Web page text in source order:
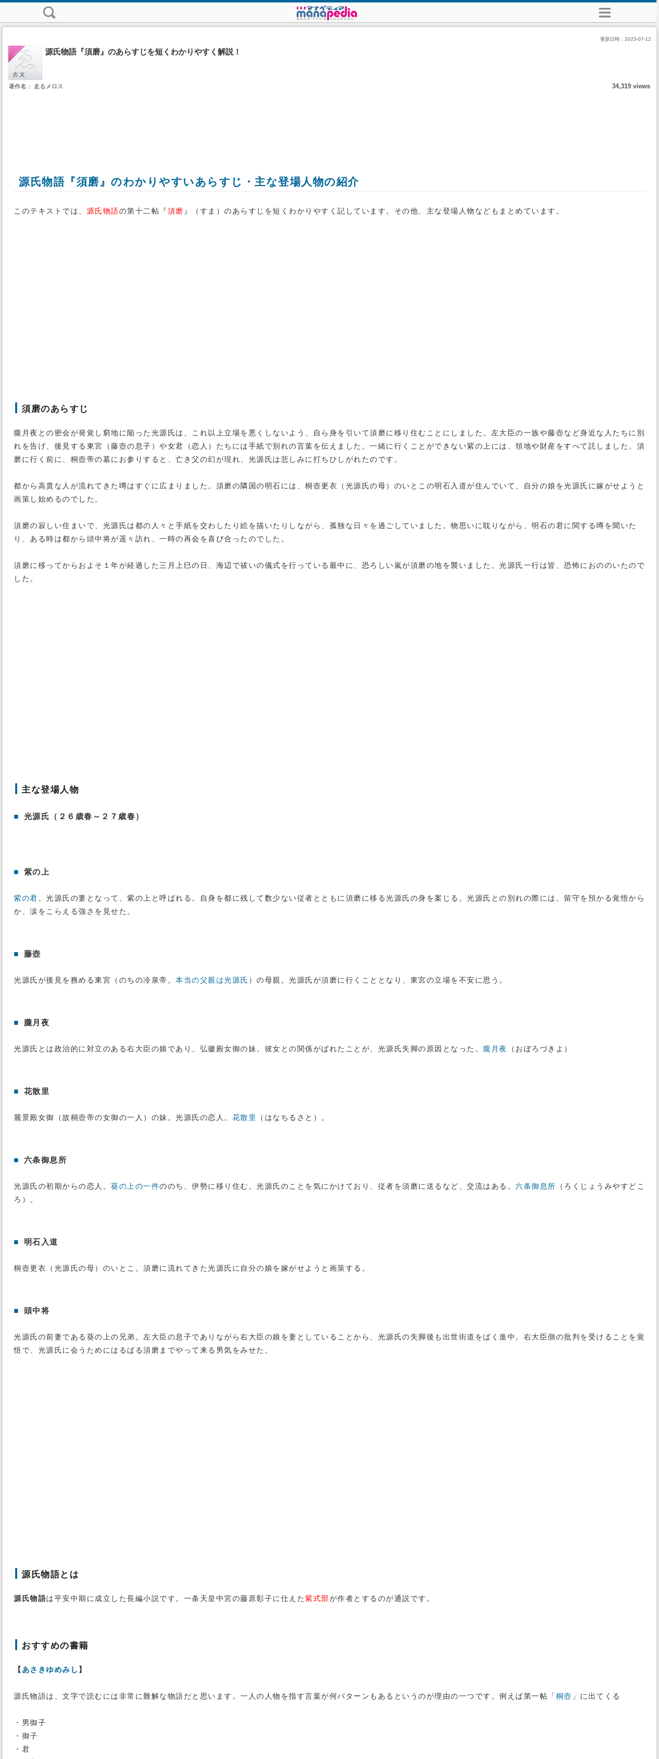
更新日時： 2023-07-12
源氏物語『須磨』のあらすじを短くわかりやすく解説！
著作名： 走るメロス 34,319 views
源氏物語『須磨』のわかりやすいあらすじ・主な登場人物の紹介
このテキストでは、 源氏物語の第十二帖『須磨 』（すま）のあらすじを短くわかりやすく記しています。その他、主な登場人物などもまとめています。
須磨のあらすじ
朧月夜との密会が発覚し窮地に陥った光源氏は、これ以上立場を悪くしないよう、自ら身を引いて須磨に移り住むことにしました。左大臣の一族や藤壺など身近な人たちに別
れを告げ、後見する東宮（藤壺の息子）や女君（恋人）たちには手紙で別れの言葉を伝えました。一緒に行くことができない紫の上には、領地や財産をすべて託しました。須
磨に行く前に、桐壺帝の墓にお参りすると、亡き父の幻が現れ、光源氏は悲しみに打ちひしがれたのです。
都から高貴な人が流れてきた噂はすぐに広まりました。須磨の隣国の明石には、桐壺更衣（光源氏の母）のいとこの明石入道が住んでいて、自分の娘を光源氏に嫁がせようと
画策し始めるのでした。
須磨の寂しい住まいで、光源氏は都の人々と手紙を交わしたり絵を描いたりしながら、孤独な日々を過ごしていました。物思いに耽りながら、明石の君に関する噂を聞いた
り、ある時は都から頭中将が遥々訪れ、一時の再会を喜び合ったのでした。
須磨に移ってからおよそ１年が経過した三月上巳の日、海辺で祓いの儀式を行っている最中に、恐ろしい嵐が須磨の地を襲いました。光源氏一行は皆、恐怖におののいたので
した。
主な登場人物
■ 光源氏（２６歳春～２７歳春）
■ 紫の上
紫の君 。光源氏の妻となって、紫の上と呼ばれる。自身を都に残して数少ない従者とともに須磨に移る光源氏の身を案じる。光源氏との別れの際には、留守を預かる覚悟から
か、涙をこらえる強さを見せた。
■ 藤壺
光源氏が後見を務める東宮（のちの冷泉帝。 本当の父親は光源氏 ）の母親。光源氏が須磨に行くこととなり、東宮の立場を不安に思う。
■ 朧月夜
光源氏とは政治的に対立のある右大臣の娘であり、弘徽殿女御の妹。彼女との関係がばれたことが、光源氏失脚の原因となった。 朧月夜 （おぼろづきよ）
■ 花散里
麗景殿女御（故桐壺帝の女御の一人）の妹。光源氏の恋人。 花散里 （はなちるさと）。
■ 六条御息所
光源氏の初期からの恋人。 葵の上の一件ののち、伊勢に移り住む。光源氏のことを気にかけており、従者を須磨に送るなど、交流はある。 六条御息所 （ろくじょうみやすどこ
ろ）。
■ 明石入道
桐壺更衣（光源氏の母）のいとこ。須磨に流れてきた光源氏に自分の娘を嫁がせようと画策する。
■ 頭中将
光源氏の前妻である葵の上の兄弟。左大臣の息子でありながら右大臣の娘を妻としていることから、光源氏の失脚後も出世街道をばく進中。右大臣側の批判を受けることを覚
悟で、光源氏に会うためにはるばる須磨までやって来る男気をみせた。
源氏物語とは
源氏物語は平安中期に成立した長編小説です。一条天皇中宮の藤原彰子に仕えた紫式部 が作者とするのが通説です。
おすすめの書籍
【 あさきゆめみし 】
源氏物語は、文字で読むには非常に難解な物語だと思います。一人の人物を指す言葉が何パターンもあるというのが理由の一つです。例えば第一帖「 桐壺 」に出てくる
・男御子
・御子
・君